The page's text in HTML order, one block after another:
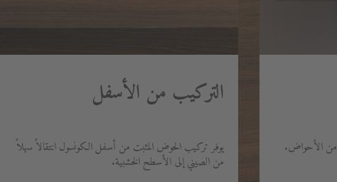
التركيب من الأسفل
يوفر تركيب الحوض المثبت من أسفل الكونسول انتقالاً سهلاً
من الصيني إلى الأسطح الخشبية.